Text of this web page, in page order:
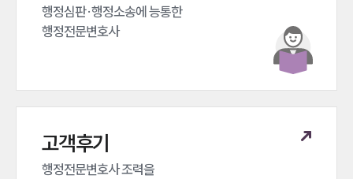
행정심판·행정소송에 능통한
행정전문변호사
고객후기
행정전문변호사 조력을